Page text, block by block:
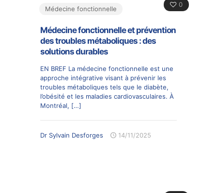
0
Médecine fonctionnelle
Médecine fonctionnelle et prévention
des troubles métaboliques : des
solutions durables
EN BREF La médecine fonctionnelle est une
approche intégrative visant à prévenir les
troubles métaboliques tels que le diabète,
l’obésité et les maladies cardiovasculaires. À
Montréal, […]
Dr Sylvain Desforges 14/11/2025